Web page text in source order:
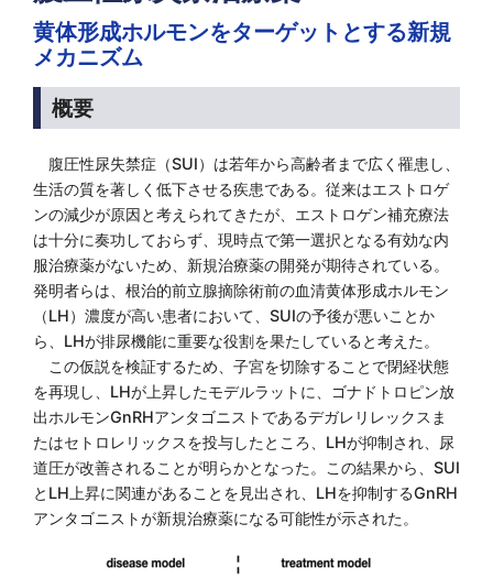
黄体形成ホルモンをターゲットとする新規
メカニズム
概要
腹圧性尿失禁症（SUI）は若年から高齢者まで広く罹患し、
生活の質を著しく低下させる疾患である。従来はエストロゲ
ンの減少が原因と考えられてきたが、エストロゲン補充療法
は十分に奏功しておらず、現時点で第一選択となる有効な内
服治療薬がないため、新規治療薬の開発が期待されている。
発明者らは、根治的前立腺摘除術前の血清黄体形成ホルモン
（LH）濃度が高い患者において、SUIの予後が悪いことか
ら、LHが排尿機能に重要な役割を果たしていると考えた。
この仮説を検証するため、子宮を切除することで閉経状態
を再現し、LHが上昇したモデルラットに、ゴナドトロピン放
出ホルモンGnRHアンタゴニストであるデガレリレックスま
たはセトロレリックスを投与したところ、LHが抑制され、尿
道圧が改善されることが明らかとなった。この結果から、SUI
とLH上昇に関連があることを見出され、LHを抑制するGnRH
アンタゴニストが新規治療薬になる可能性が示された。